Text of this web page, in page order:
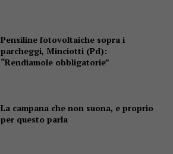
Pensiline fotovoltaiche sopra i
parcheggi, Minciotti (Pd):
“Rendiamole obbligatorie”
La campana che non suona, e proprio
per questo parla